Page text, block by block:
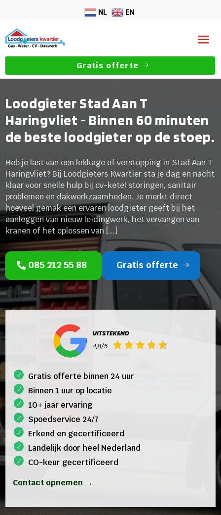
NL EN
Gratis offerte
Loodgieter Stad Aan T
Haringvliet - Binnen 60 minuten
de beste loodgieter op de stoep.
Heb je last van een lekkage of verstopping in Stad Aan T
Haringvliet? Bij Loodgieters Kwartier sta je dag en nacht
klaar voor snelle hulp bij cv-ketel storingen, sanitair
problemen en dakwerkzaamheden. Je merkt direct
hoeveel gemak een ervaren loodgieter geeft bij het
aanleggen van nieuw leidingwerk, het vervangen van
kranen of het oplossen van […]
085 212 55 88 Gratis offerte
Gratis offerte binnen 24 uur
Binnen 1 uur op locatie
10+ jaar ervaring
Spoedservice 24/7
Erkend en gecertificeerd
Landelijk door heel Nederland
CO-keur gecertificeerd
Contact opnemen →